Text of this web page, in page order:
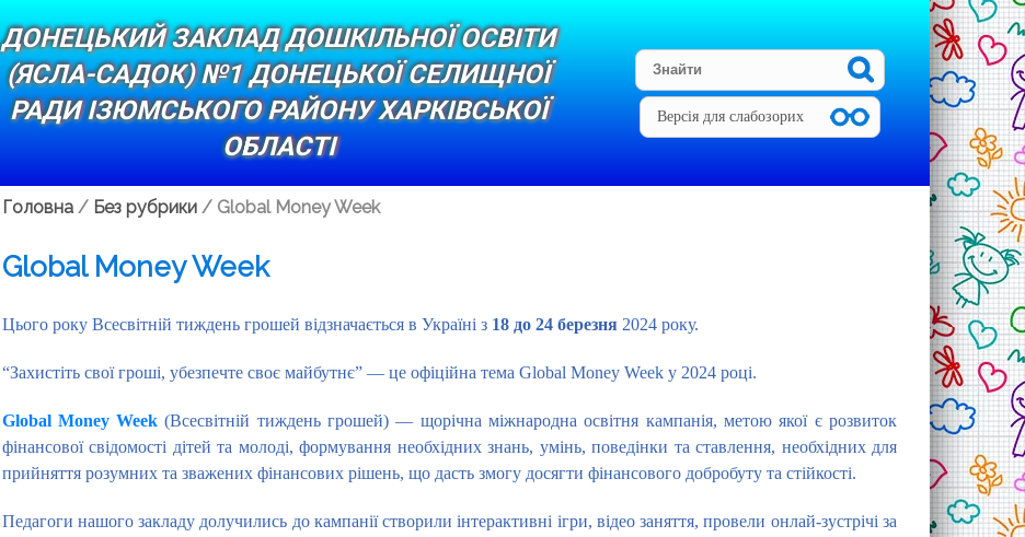
ДОНЕЦЬКИЙ ЗАКЛАД ДОШКІЛЬНОЇ ОСВІТИ
(ЯСЛА-САДОК) №1 ДОНЕЦЬКОЇ СЕЛИЩНОЇ
РАДИ ІЗЮМСЬКОГО РАЙОНУ ХАРКІВСЬКОЇ
ОБЛАСТІ
Версія для слабозорих
Головна / Без рубрики / Global Money Week
Global Money Week
Цього року Всесвітній тиждень грошей відзначається в Україні з 18 до 24 березня2024 року.
“Захистіть свої гроші, убезпечте своє майбутнє” — це офіційна тема Global Money Week у 2024 році.
Global Money Week (Всесвітній тиждень грошей) — щорічна міжнародна освітня кампанія, метою якої є розвиток
фінансової свідомості дітей та молоді, формування необхідних знань, умінь, поведінки та ставлення, необхідних для
прийняття розумних та зважених фінансових рішень, що дасть змогу досягти фінансового добробуту та стійкості.
Педагоги нашого закладу долучились до кампанії створили інтерактивні ігри, відео заняття, провели онлай-зустрічі за